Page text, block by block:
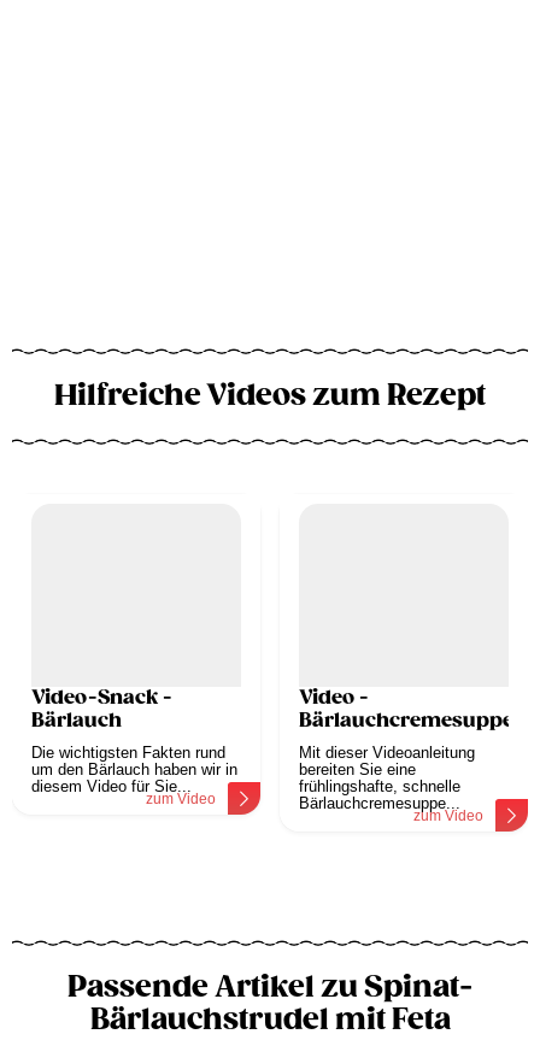
Hilfreiche Videos zum Rezept
Video-Snack -
Bärlauch
Die wichtigsten Fakten rund
um den Bärlauch haben wir in
diesem Video für Sie...
zum Video
Video -
Bärlauchcremesuppe
Mit dieser Videoanleitung
bereiten Sie eine
frühlingshafte, schnelle
Bärlauchcremesuppe...
zum Video
Passende Artikel zu Spinat-
Bärlauchstrudel mit Feta